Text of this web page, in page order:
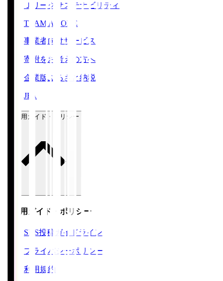
Ｊリーグサステナビリティ
TEAM AS ONE
事業者向けサービス
寄附をお考えの方へ
企業版ふるさと納税
JFA
ご利用ガイド・ポリシー
ご利用ガイド・ポリシー
SNS投稿ガイドライン
プライバシーポリシー
利用規約